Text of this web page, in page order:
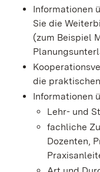
Informationen
Sie die
(zum Beispiel
die
Informationen
Lehr- und
fachliche
Dozenten,